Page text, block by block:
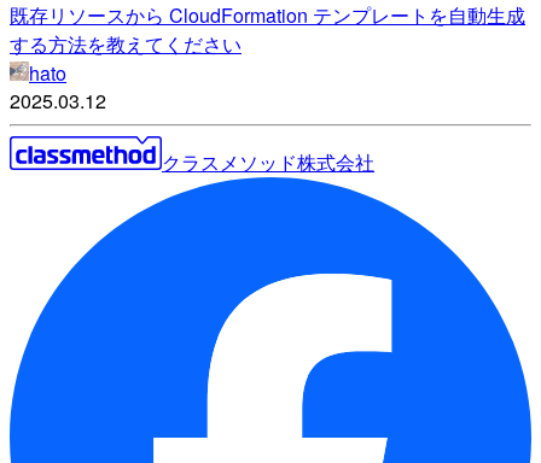
既存リソースから CloudFormation テンプレートを自動生成
する方法を教えてください
hato
2025.03.12
クラスメソッド株式会社